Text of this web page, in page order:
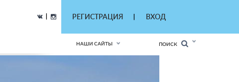
РЕГИСТРАЦИЯ ВХОД
НАШИ САЙТЫ ПОИСК